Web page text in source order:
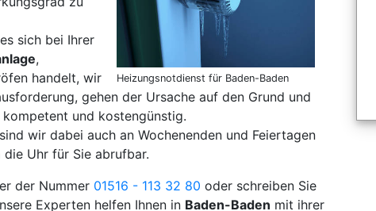
Heizungsnotdienst für Baden-Baden
sich bei Ihrer
,
handelt, wir
gehen der Ursache auf den Grund und
und kostengünstig.
wir dabei auch an Wochenenden und Feiertagen
Uhr für Sie abrufbar.
der Nummer 01516 - 113 32 80 oder schreiben Sie
Experten helfen Ihnen in Baden-Baden mit ihrer